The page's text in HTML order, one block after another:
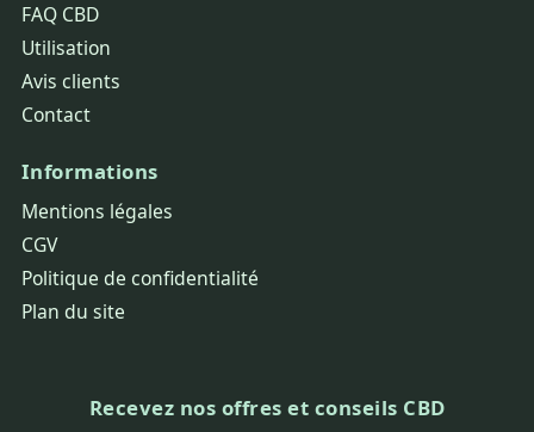
FAQ CBD
Utilisation
Avis clients
Contact
Informations
Mentions légales
CGV
Politique de confidentialité
Plan du site
Recevez nos offres et conseils CBD